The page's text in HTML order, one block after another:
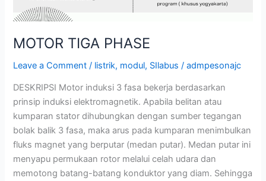
MOTOR TIGA PHASE
Leave a Comment / listrik, modul, SIlabus /admpesonajc
DESKRIPSI Motor induksi 3 fasa bekerja berdasarkan
prinsip induksi elektromagnetik. Apabila belitan atau
kumparan stator dihubungkan dengan sumber tegangan
bolak balik 3 fasa, maka arus pada kumparan menimbulkan
fluks magnet yang berputar (medan putar). Medan putar ini
menyapu permukaan rotor melalui celah udara dan
memotong batang-batang konduktor yang diam. Sehingga